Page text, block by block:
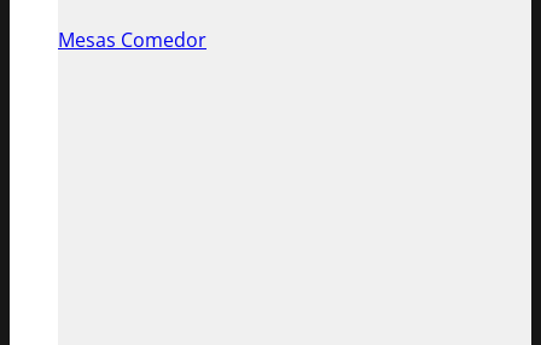
Mesas Comedor